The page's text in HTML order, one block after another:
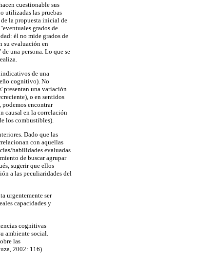
cuestionable sus
utilizadas las pruebas
la propuesta inicial de
grados de
él no mide grados de
su evaluación en
una persona. Lo que se
indicativos de una
cognitivo). No
presentan una variación
o en sentidos
encontrar
causal en la correlación
los combustibles).
Dado que las
con aquellas
habilidades evaluadas
de buscar agrupar
sugerir que ellos
a las peculiaridades del
urgentemente ser
capacidades y
cognitivas
ambiente social.
las
2002: 116)